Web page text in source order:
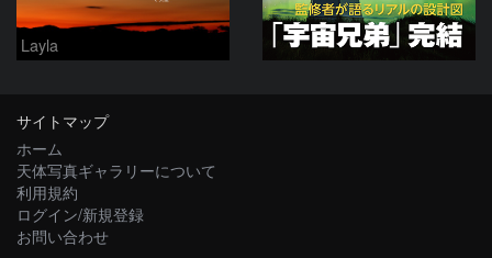
Layla
サイトマップ
ホーム
天体写真ギャラリーについて
利用規約
ログイン/新規登録
お問い合わせ